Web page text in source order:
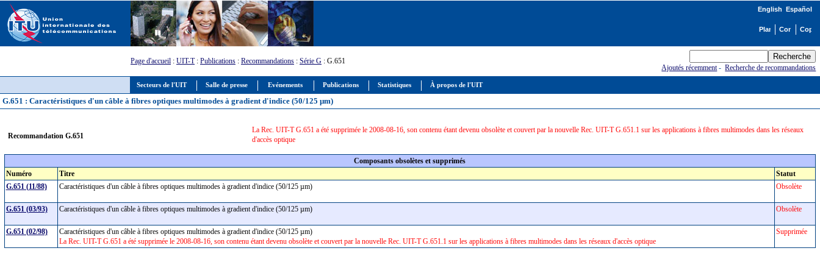
Secteurs de l'UIT Salle de presse Evénements Publications Statistiques À propos de l'UIT
English Español
Page d'accueil : UIT-T: Publications : Recommandations : Série G : G.651
Ajoutés récemment-Recherche de recommandations
G.651 : Caractéristiques d'un câble à fibres optiques multimodes à gradient d'indice (50/125 µm)
Recommandation G.651
La Rec. UIT-T G.651 a été supprimée le 2008-08-16, son contenu étant devenu obsolète et couvert par la nouvelle Rec. UIT-T G.651.1 sur les applications à fibres multimodes dans les réseaux
d'accès optique
Composants obsolètes et supprimés
Numéro
Titre
Statut
G.651 (11/88)
Caractéristiques d'un câble à fibres optiques multimodes à gradient d'indice (50/125 µm) Obsolète
G.651 (03/93) Caractéristiques d'un câble à fibres optiques multimodes à gradient d'indice (50/125 µm) Obsolète
G.651 (02/98)
Caractéristiques d'un câble à fibres optiques multimodes à gradient d'indice (50/125 µm)
La Rec. UIT-T G.651 a été supprimée le 2008-08-16, son contenu étant devenu obsolète et couvert par la nouvelle Rec. UIT-T G.651.1 sur les applications à fibres multimodes dans les réseaux d'accès optique
Supprimée